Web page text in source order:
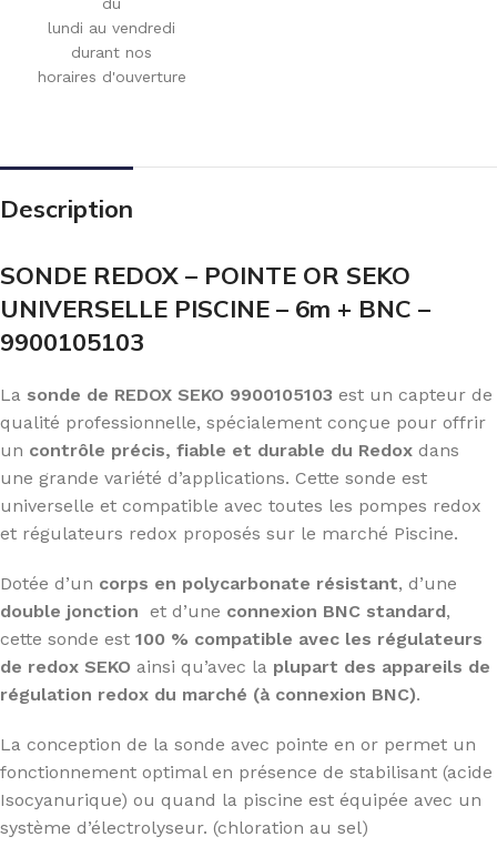
lundi au vendredi
durant nos
horaires d'ouverture
Description
SONDE REDOX – POINTE OR SEKO
UNIVERSELLE PISCINE – 6m + BNC –
9900105103
La sonde de REDOX SEKO 9900105103 est un capteur de
qualité professionnelle, spécialement conçue pour offrir
un contrôle précis, fiable et durable du Redox dans
une grande variété d’applications. Cette sonde est
universelle et compatible avec toutes les pompes redox
et régulateurs redox proposés sur le marché Piscine.
Dotée d’un corps en polycarbonate résistant, d’une
double jonction et d’une connexion BNC standard,
cette sonde est 100 % compatible avec les régulateurs
de redox SEKO ainsi qu’avec la plupart des appareils de
régulation redox du marché (à connexion BNC).
La conception de la sonde avec pointe en or permet un
fonctionnement optimal en présence de stabilisant (acide
Isocyanurique) ou quand la piscine est équipée avec un
système d’électrolyseur. (chloration au sel)